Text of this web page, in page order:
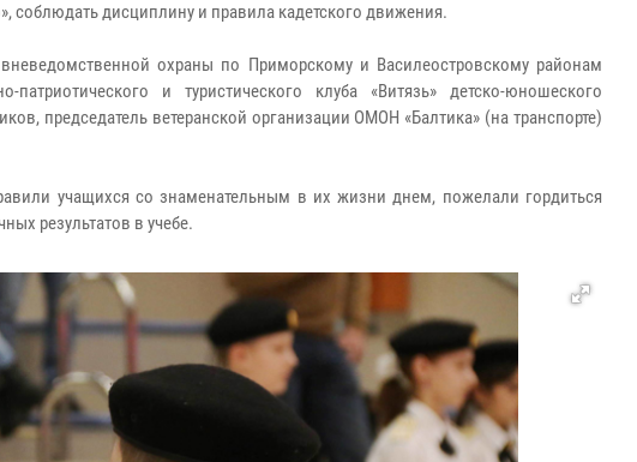
соблюдать дисциплину и правила кадетского движения.
охраны по Приморскому и Василеостровскому районам
патриотического и туристического клуба «Витязь» детско-юношеского
председатель ветеранской организации ОМОН «Балтика» (на транспорте)
учащихся со знаменательным в их жизни днем, пожелали гордиться
результатов в учебе.